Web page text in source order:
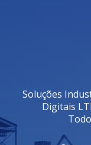
Soluções
Digitais